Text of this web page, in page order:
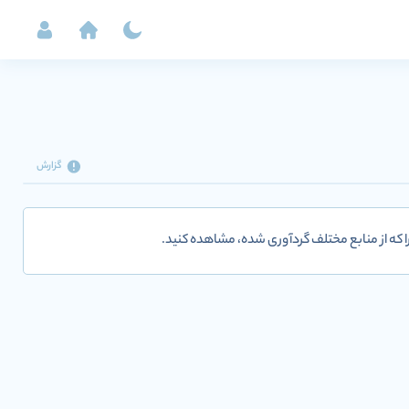
گزارش
که از منابع مختلف گردآوری شده، مشاهده کنید.